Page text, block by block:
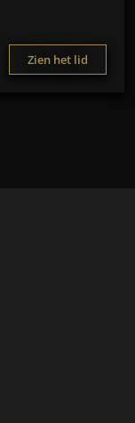
Zien het lid